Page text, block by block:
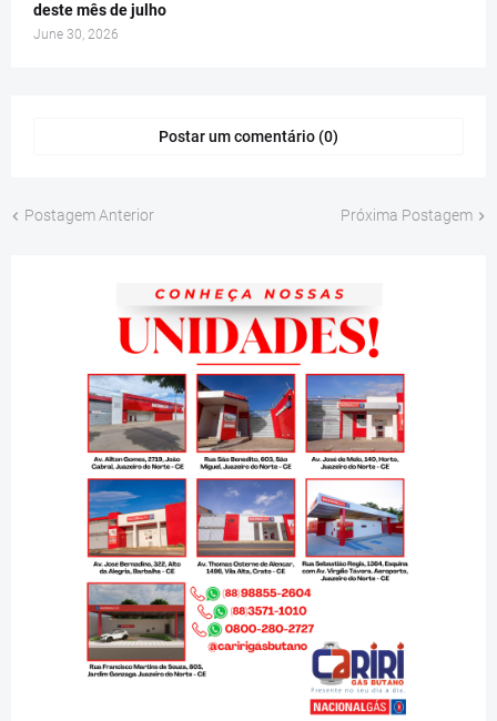
deste mês de julho
June 30, 2026
Postar um comentário (0)
Postagem Anterior Próxima Postagem